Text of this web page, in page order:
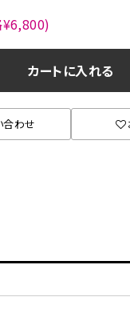
カートに入れる
合わせ